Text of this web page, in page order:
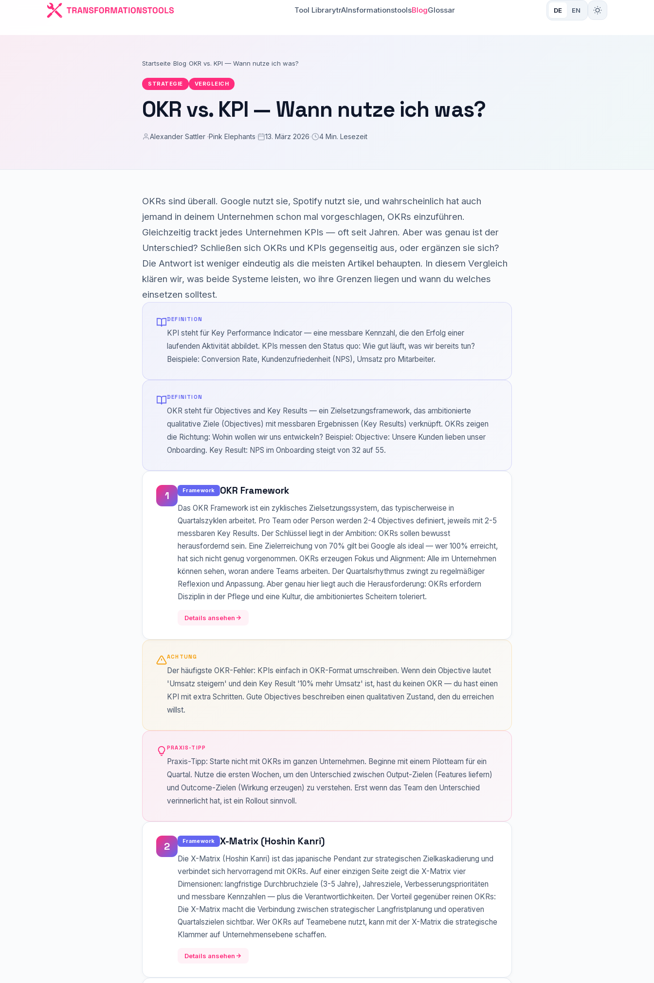
Tool LibrarytrAInsformationstoolsBlogGlossar DE EN
Startseite Blog OKR vs. KPI — Wann nutze ich was?
STRATEGIE VERGLEICH
OKR vs. KPI — Wann nutze ich was?
Alexander Sattler ·Pink Elephants 13. März 2026 4 Min. Lesezeit
OKRs sind überall. Google nutzt sie, Spotify nutzt sie, und wahrscheinlich hat auch
jemand in deinem Unternehmen schon mal vorgeschlagen, OKRs einzuführen.
Gleichzeitig trackt jedes Unternehmen KPIs — oft seit Jahren. Aber was genau ist der
Unterschied? Schließen sich OKRs und KPIs gegenseitig aus, oder ergänzen sie sich?
Die Antwort ist weniger eindeutig als die meisten Artikel behaupten. In diesem Vergleich
klären wir, was beide Systeme leisten, wo ihre Grenzen liegen und wann du welches
einsetzen solltest.
DEFINITION
KPI steht für Key Performance Indicator — eine messbare Kennzahl, die den Erfolg einer
laufenden Aktivität abbildet. KPIs messen den Status quo: Wie gut läuft, was wir bereits tun?
Beispiele: Conversion Rate, Kundenzufriedenheit (NPS), Umsatz pro Mitarbeiter.
DEFINITION
OKR steht für Objectives and Key Results — ein Zielsetzungsframework, das ambitionierte
qualitative Ziele (Objectives) mit messbaren Ergebnissen (Key Results) verknüpft. OKRs zeigen
die Richtung: Wohin wollen wir uns entwickeln? Beispiel: Objective: Unsere Kunden lieben unser
Onboarding. Key Result: NPS im Onboarding steigt von 32 auf 55.
1 Framework OKR Framework
Das OKR Framework ist ein zyklisches Zielsetzungssystem, das typischerweise in
Quartalszyklen arbeitet. Pro Team oder Person werden 2-4 Objectives definiert, jeweils mit 2-5
messbaren Key Results. Der Schlüssel liegt in der Ambition: OKRs sollen bewusst
herausfordernd sein. Eine Zielerreichung von 70% gilt bei Google als ideal — wer 100% erreicht,
hat sich nicht genug vorgenommen. OKRs erzeugen Fokus und Alignment: Alle im Unternehmen
können sehen, woran andere Teams arbeiten. Der Quartalsrhythmus zwingt zu regelmäßiger
Reflexion und Anpassung. Aber genau hier liegt auch die Herausforderung: OKRs erfordern
Disziplin in der Pflege und eine Kultur, die ambitioniertes Scheitern toleriert.
Details ansehen
ACHTUNG
Der häufigste OKR-Fehler: KPIs einfach in OKR-Format umschreiben. Wenn dein Objective lautet
'Umsatz steigern' und dein Key Result '10% mehr Umsatz' ist, hast du keinen OKR — du hast einen
KPI mit extra Schritten. Gute Objectives beschreiben einen qualitativen Zustand, den du erreichen
willst.
PRAXIS-TIPP
Praxis-Tipp: Starte nicht mit OKRs im ganzen Unternehmen. Beginne mit einem Pilotteam für ein
Quartal. Nutze die ersten Wochen, um den Unterschied zwischen Output-Zielen (Features liefern)
und Outcome-Zielen (Wirkung erzeugen) zu verstehen. Erst wenn das Team den Unterschied
verinnerlicht hat, ist ein Rollout sinnvoll.
2 Framework X-Matrix (Hoshin Kanri)
Die X-Matrix (Hoshin Kanri) ist das japanische Pendant zur strategischen Zielkaskadierung und
verbindet sich hervorragend mit OKRs. Auf einer einzigen Seite zeigt die X-Matrix vier
Dimensionen: langfristige Durchbruchziele (3-5 Jahre), Jahresziele, Verbesserungsprioritäten
und messbare Kennzahlen — plus die Verantwortlichkeiten. Der Vorteil gegenüber reinen OKRs:
Die X-Matrix macht die Verbindung zwischen strategischer Langfristplanung und operativen
Quartalszielen sichtbar. Wer OKRs auf Teamebene nutzt, kann mit der X-Matrix die strategische
Klammer auf Unternehmensebene schaffen.
Details ansehen